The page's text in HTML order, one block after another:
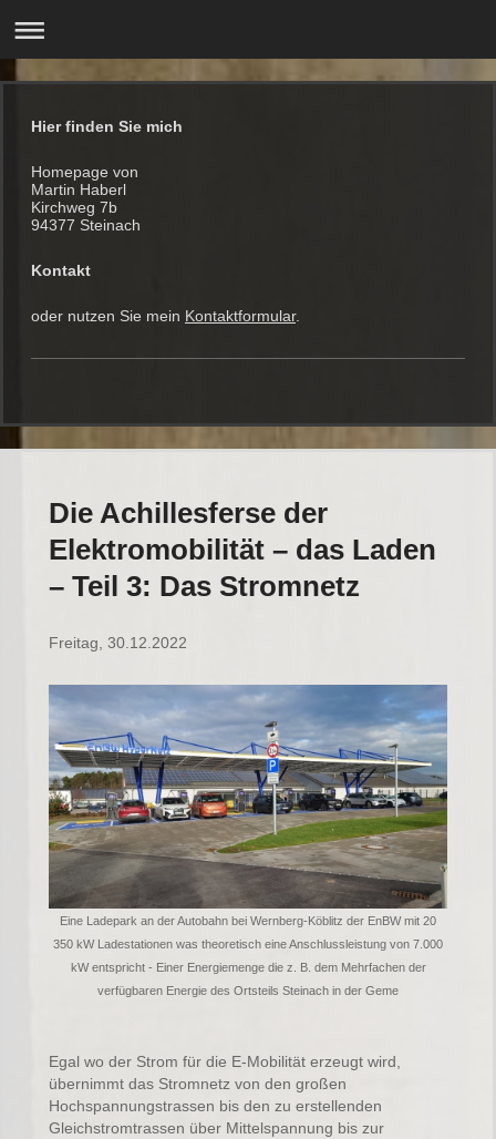
Hier finden Sie mich
Homepage von
Martin Haberl
Kirchweg 7b
94377 Steinach
Kontakt
oder nutzen Sie mein Kontaktformular.
Die Achillesferse der
Elektromobilität – das Laden
– Teil 3: Das Stromnetz
Freitag, 30.12.2022
Eine Ladepark an der Autobahn bei Wernberg-Köblitz der EnBW mit 20
350 kW Ladestationen was theoretisch eine Anschlussleistung von 7.000
kW entspricht - Einer Energiemenge die z. B. dem Mehrfachen der
verfügbaren Energie des Ortsteils Steinach in der Geme
Egal wo der Strom für die E-Mobilität erzeugt wird,
übernimmt das Stromnetz von den großen
Hochspannungstrassen bis den zu erstellenden
Gleichstromtrassen über Mittelspannung bis zur